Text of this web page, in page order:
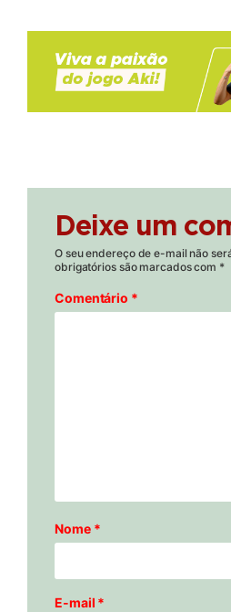
Deixe um
O seu endereço de e-mail não
obrigatórios são marcados com *
Comentário *
Nome *
E-mail *